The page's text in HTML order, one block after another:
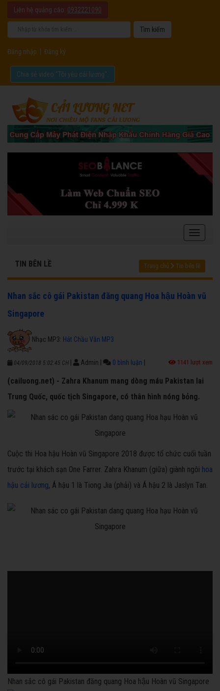
Liên hệ quảng cáo: 0932221090
Đăng nhập Đăng ký
Chia sẻ video "Tôi yêu cải lương".
TIN BÊN LỀ Trang chủ Tin bên lề
Nhan sắc cô gái Pakistan đăng quang Hoa hậu Hoàn vũ
Singapore
Nhạc MP3: Hát Chầu Văn MP3
04/09/2018 5:02:45 CH Admin 0 bình luận 1141 lượt xem
(cailuong.net) - Zahra Khanum mang dòng máu Pakistan lai
Trung Quốc, quốc tịch Singapore, có thân hình nóng bỏng.
Cuộc thi Hoa hậu Hoàn vũ Singapore 2018 được tổ chức cuối tuần
trước tại khách sạn One Farrer. Zahra Khanum (giữa) giành ngôi hoa
hậu cải lương, Á hậu 1 là Tiong Jia (phải) và Á hậu 2 là Jaslyn Tan.
Nhan sắc cô gái Pakistan đăng quang Hoa hậu Hoàn vũ Singapore